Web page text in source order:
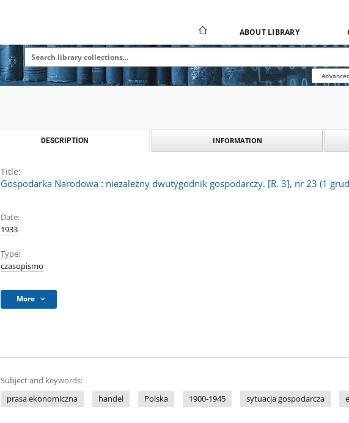
ABOUT LIBRARY
DESCRIPTION INFORMATION
Title:
Gospodarka Narodowa : niezależny dwutygodnik gospodarczy. [R. 3], nr 23 (1
Date:
1933
Type:
czasopismo
More
Subject and keywords:
prasa ekonomiczna
handel Polska 1900-1945 sytuacja gospodarcza